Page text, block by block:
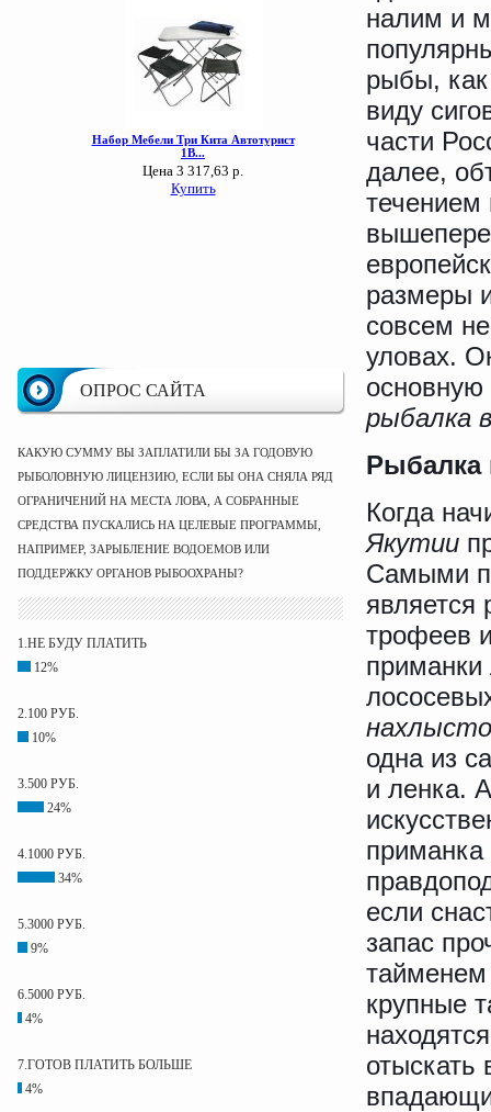
ОПРОС САЙТА
КАКУЮ СУММУ ВЫ ЗАПЛАТИЛИ БЫ ЗА ГОДОВУЮ
РЫБОЛОВНУЮ ЛИЦЕНЗИЮ, ЕСЛИ БЫ ОНА СНЯЛА РЯД
ОГРАНИЧЕНИЙ НА МЕСТА ЛОВА, А СОБРАННЫЕ
СРЕДСТВА ПУСКАЛИСЬ НА ЦЕЛЕВЫЕ ПРОГРАММЫ,
НАПРИМЕР, ЗАРЫБЛЕНИЕ ВОДОЕМОВ ИЛИ
ПОДДЕРЖКУ ОРГАНОВ РЫБООХРАНЫ?
1.НЕ БУДУ ПЛАТИТЬ
12%
2.100 РУБ.
10%
3.500 РУБ.
24%
4.1000 РУБ.
34%
5.3000 РУБ.
9%
6.5000 РУБ.
4%
7.ГОТОВ ПЛАТИТЬ БОЛЬШЕ
4%
налим и
рыбы, как
виду
части
далее,
течением
размеры
совсем
уловах.
основную
рыбалка
Рыбалка
Когда
Якутии
Самыми
является
трофеев
приманки
одна из
и ленка.
если
запас
крупные
отыскать